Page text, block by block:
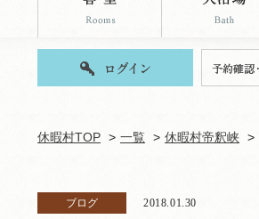
休暇村TOP 一覧 休暇村帝釈峡
ブログ 2018.01.30